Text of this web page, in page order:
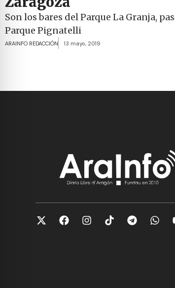
Son los bares del Parque La Granja,
Parque Pignatelli
ARAINFO REDACCIÓN 13 mayo, 2019